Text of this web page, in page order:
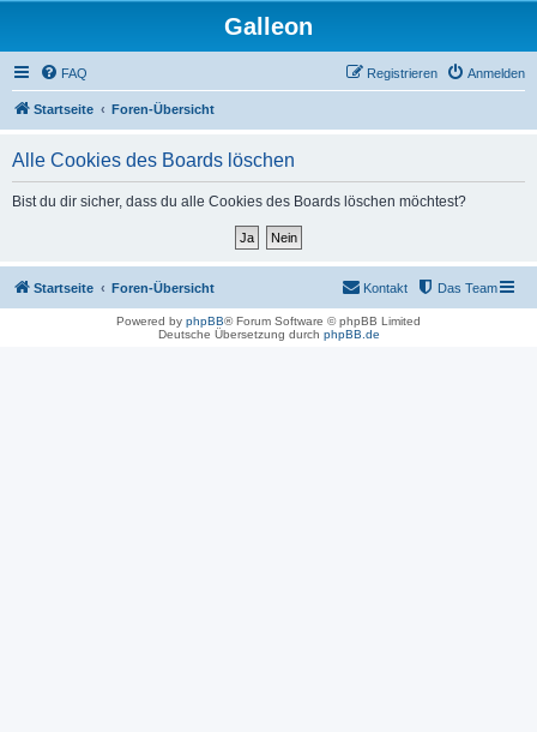
Galleon
FAQ Anmelden
Registrieren
Startseite Foren-Übersicht
Alle Cookies des Boards löschen
Bist du dir sicher, dass du alle Cookies des Boards löschen möchtest?
Startseite Foren-Übersicht Das Team
Kontakt
Powered by phpBB® Forum Software © phpBB Limited
Deutsche Übersetzung durch phpBB.de